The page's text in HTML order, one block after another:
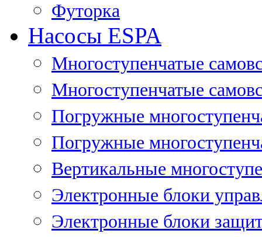
Футорка
Насосы ESPA
Многоступенчатые
Многоступенчатые
Погружные
Погружные
Вертикальные
Электронные блоки
Электронные блоки